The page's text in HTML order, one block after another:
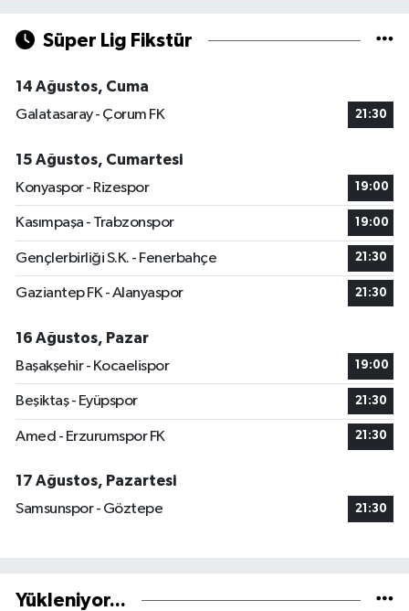
Süper Lig Fikstür
14 Ağustos, Cuma
Galatasaray - Çorum FK
21:30
15 Ağustos, Cumartesi
Konyaspor - Rizespor
19:00
Kasımpaşa - Trabzonspor 19:00
Gençlerbirliği S.K. - Fenerbahçe 21:30
Gaziantep FK - Alanyaspor 21:30
16 Ağustos, Pazar
Başakşehir - Kocaelispor
19:00
Beşiktaş - Eyüpspor 21:30
Amed - Erzurumspor FK 21:30
17 Ağustos, Pazartesi
Samsunspor - Göztepe
21:30
Yükleniyor...